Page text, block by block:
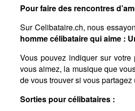
Pour faire des rencontres
Sur Celibataire.ch, nous
homme célibataire qui aime :
Vous pouvez indiquer sur
vous aimez, la musique que
de vous trouver si vous
Sorties pour célibataires :